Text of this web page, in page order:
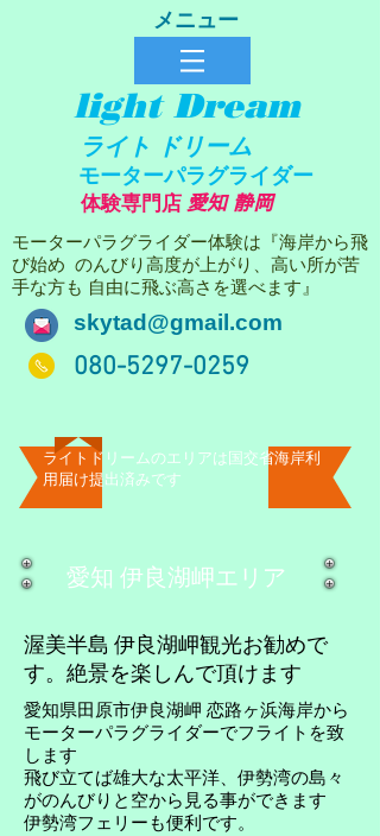
​メニュー
light Dream
モーターパラグライダー
体験専門店 愛知 静岡
ライト ドリーム
モーターパラグライダー体験は『海岸から飛
び始め のんびり高度が上がり、​高い所が苦
手な方も 自由に飛ぶ高さを選べます』
skytad@gmail.com
​080-5297-0259​
​ライトドリームのエリアは国交省海岸利
用届け提出済みです
​愛知 伊良湖岬エリア
渥美半島 伊良湖岬観光お勧めで
す。絶景を楽しんで頂けます
愛知県田原市伊良湖岬 恋路ヶ浜海岸から
モーターパラグライダーでフライトを致
します
飛び立てば雄大な太平洋、伊勢湾の島々
がのんびりと空から見る事ができます
​​伊勢湾フェリーも便利です。